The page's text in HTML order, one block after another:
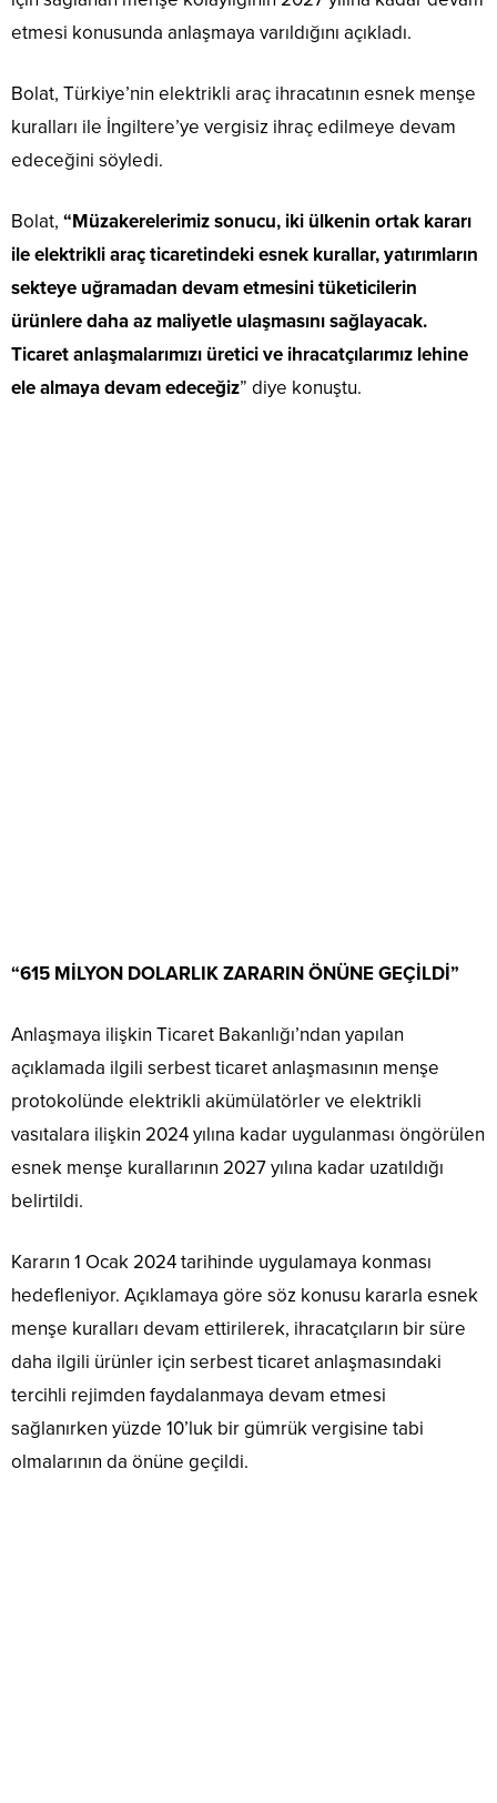
etmesi konusunda anlaşmaya varıldığını açıkladı.
Bolat, Türkiye’nin elektrikli araç ihracatının esnek menşe
kuralları ile İngiltere’ye vergisiz ihraç edilmeye devam
edeceğini söyledi.
Bolat, “Müzakerelerimiz sonucu, iki ülkenin ortak kararı
ile elektrikli araç ticaretindeki esnek kurallar, yatırımların
sekteye uğramadan devam etmesini tüketicilerin
ürünlere daha az maliyetle ulaşmasını sağlayacak.
Ticaret anlaşmalarımızı üretici ve ihracatçılarımız lehine
ele almaya devam edeceğiz” diye konuştu.
“615 MİLYON DOLARLIK ZARARIN ÖNÜNE GEÇİLDİ”
Anlaşmaya ilişkin Ticaret Bakanlığı’ndan yapılan
açıklamada ilgili serbest ticaret anlaşmasının menşe
protokolünde elektrikli akümülatörler ve elektrikli
vasıtalara ilişkin 2024 yılına kadar uygulanması öngörülen
esnek menşe kurallarının 2027 yılına kadar uzatıldığı
belirtildi.
Kararın 1 Ocak 2024 tarihinde uygulamaya konması
hedefleniyor. Açıklamaya göre söz konusu kararla esnek
menşe kuralları devam ettirilerek, ihracatçıların bir süre
daha ilgili ürünler için serbest ticaret anlaşmasındaki
tercihli rejimden faydalanmaya devam etmesi
sağlanırken yüzde 10’luk bir gümrük vergisine tabi
olmalarının da önüne geçildi.